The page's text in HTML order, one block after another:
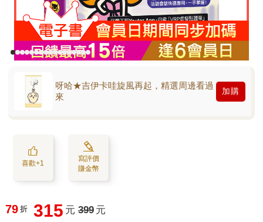
呀哈★吉伊卡哇旋風再起，精選周邊看過
來
加購
喜歡+1
寫評價
賺金幣
79 折 315 元 399 元